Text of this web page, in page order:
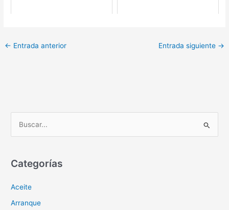
← Entrada anterior Entrada siguiente →
c
r
p
Categorías
Aceite
Arranque